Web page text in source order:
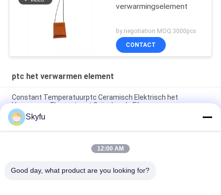
verwarmingselement
by negotiation MOQ:3000pcs
CONTACT
ptc het verwarmen element
Constant Temperatuurptc Ceramisch Elektrisch het
Verwarmen Element met Geïsoleerde Film
Wasptc het Verwarmen Element 1 - Ceramisch het
Verwarmen van 5000ohms Element met Isolatiefilm
OEM ODM Hoog Betrouwbaarheids Elektroptc
Skyfu
12:00 AM
Good day, what product are you looking for?